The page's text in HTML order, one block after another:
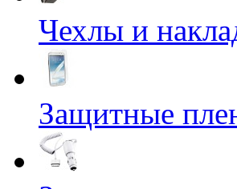
Чехлы и
Защитные